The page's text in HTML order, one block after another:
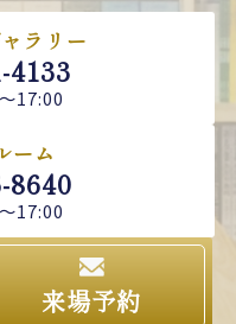
ラリー
4133
17:00
ーム
8640
17:00
来場予約